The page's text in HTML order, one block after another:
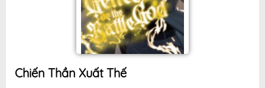
Chiến Thần Xuất Thế